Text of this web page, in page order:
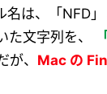
は、「NFD
た文字列を、
、 Mac の